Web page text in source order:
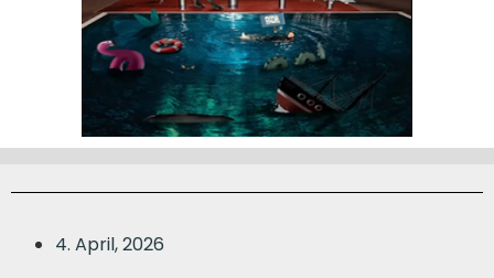
4. April, 2026